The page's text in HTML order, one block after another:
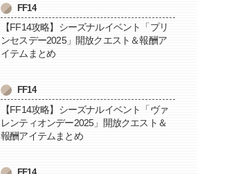
FF14
【FF14攻略】シーズナルイベント「プリ
ンセスデー2025」開放クエスト＆報酬ア
イテムまとめ
FF14
【FF14攻略】シーズナルイベント「ヴァ
レンティオンデー2025」開放クエスト＆
報酬アイテムまとめ